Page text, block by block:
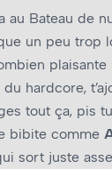
au Bateau de
un peu trop
hardcore,
tout ça, pis
bibite comme
sort juste